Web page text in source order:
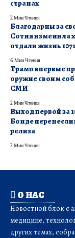
странах
2 Мин Чтения
Благодарны за
Сотня изменила
отдали жизнь 107
6 Мин Чтения
Трамп впервые
оружие своим
СМИ
2 Мин Чтения
Выход первой за
Бонде
релиза
2 Мин Чтения
О НАС
Новостной блок с
медицине,
других темах,